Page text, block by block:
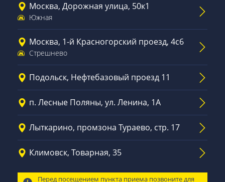
Москва, Дорожная улица, 50к1
Южная
Москва, 1-й Красногорский проезд, 4с6
Стрешнево
Подольск, Нефтебазовый проезд 11
п. Лесные Поляны, ул. Ленина, 1А
Лыткарино, промзона Тураево, стр. 17
Климовск, Товарная, 35
Перед посещением пункта приема позвоните для